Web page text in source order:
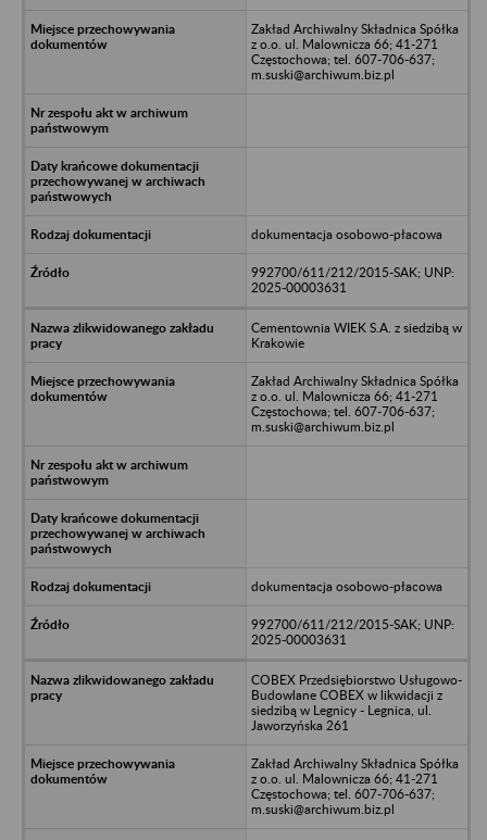
Zakład Archiwalny Składnica Spółka
z o.o. ul. Malownicza 66; 41-271
Częstochowa; tel. 607-706-637;
m.suski@archiwum.biz.pl
dokumentacja osobowo-płacowa
992700/611/212/2015-SAK; UNP:
2025-00003631
Cementownia WIEK S.A. z siedzibą w
Krakowie
Zakład Archiwalny Składnica Spółka
z o.o. ul. Malownicza 66; 41-271
Częstochowa; tel. 607-706-637;
m.suski@archiwum.biz.pl
dokumentacja osobowo-płacowa
992700/611/212/2015-SAK; UNP:
2025-00003631
COBEX Przedsiębiorstwo Usługowo-
Budowlane COBEX w likwidacji z
siedzibą w Legnicy - Legnica, ul.
Jaworzyńska 261
Zakład Archiwalny Składnica Spółka
z o.o. ul. Malownicza 66; 41-271
Częstochowa; tel. 607-706-637;
m.suski@archiwum.biz.pl